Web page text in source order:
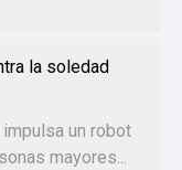
la soledad
un robot
mayores...